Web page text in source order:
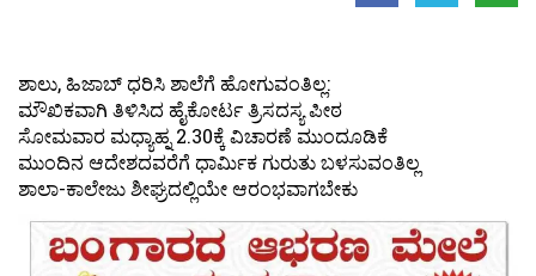
ಶಾಲು, ಹಿಜಾಬ್ ಧರಿಸಿ ಶಾಲೆಗೆ ಹೋಗುವಂತಿಲ್ಲ:
ಮೌಖಿಕವಾಗಿ ತಿಳಿಸಿದ ಹೈಕೋರ್ಟ ತ್ರಿಸದಸ್ಯ ಪೀಠ
ಸೋಮವಾರ ಮಧ್ಯಾಹ್ನ 2.30ಕ್ಕೆ ವಿಚಾರಣೆ ಮುಂದೂಡಿಕೆ
ಮುಂದಿನ ಆದೇಶದವರೆಗೆ ಧಾರ್ಮಿಕ ಗುರುತು ಬಳಸುವಂತಿಲ್ಲ
ಶಾಲಾ-ಕಾಲೇಜು ಶೀಘ್ರದಲ್ಲಿಯೇ ಆರಂಭವಾಗಬೇಕು